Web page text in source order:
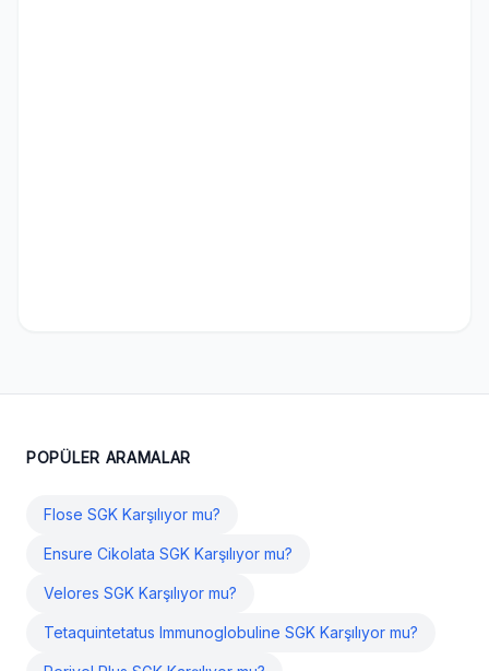
POPÜLER ARAMALAR
Flose SGK Karşılıyor mu?
Ensure Cikolata SGK Karşılıyor mu?
Velores SGK Karşılıyor mu?
Tetaquintetatus Immunoglobuline SGK Karşılıyor mu?